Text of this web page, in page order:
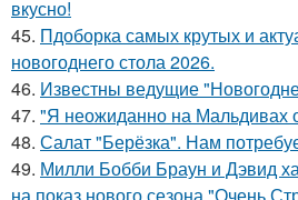
вкусно!
45. Пдоборка самых крутых и
новогоднего стола 2026.
46. Известны ведущие
47. "Я неожиданно на Мальдивах
48. Салат "Берёзка". Нам
49. Милли Бобби Браун и Дэвид